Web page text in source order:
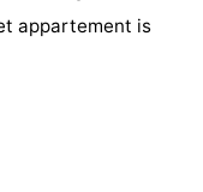
appartement is